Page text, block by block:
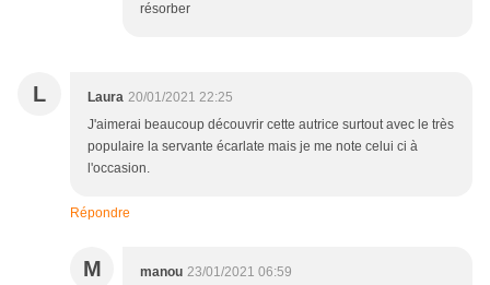
résorber
L Laura 20/01/2021 22:25
J'aimerai beaucoup découvrir cette autrice surtout avec le très
populaire la servante écarlate mais je me note celui ci à
l'occasion.
Répondre
M manou 23/01/2021 06:59